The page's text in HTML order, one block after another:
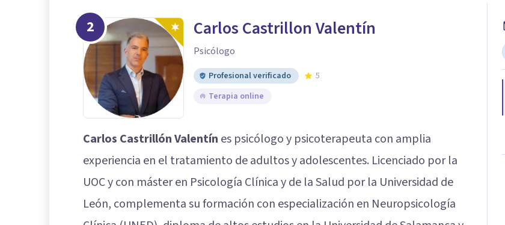
2 Carlos Castrillon Valentín
Psicólogo
Profesional verificado
5
Terapia online
Carlos Castrillón Valentín es psicólogo y psicoterapeuta con amplia
experiencia en el tratamiento de adultos y adolescentes. Licenciado por la
UOC y con máster en Psicología Clínica y de la Salud por la Universidad de
León, complementa su formación con especialización en Neuropsicología